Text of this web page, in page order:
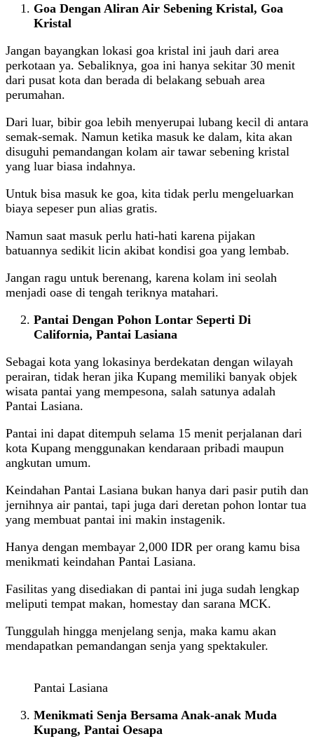
Goa Dengan Aliran Air Sebening Kristal, Goa
Kristal
Jangan bayangkan lokasi goa kristal ini jauh dari area
perkotaan ya. Sebaliknya, goa ini hanya sekitar 30 menit
dari pusat kota dan berada di belakang sebuah area
perumahan.
Dari luar, bibir goa lebih menyerupai lubang kecil di antara
semak-semak. Namun ketika masuk ke dalam, kita akan
disuguhi pemandangan kolam air tawar sebening kristal
yang luar biasa indahnya.
Untuk bisa masuk ke goa, kita tidak perlu mengeluarkan
biaya sepeser pun alias gratis.
Namun saat masuk perlu hati-hati karena pijakan
batuannya sedikit licin akibat kondisi goa yang lembab.
Jangan ragu untuk berenang, karena kolam ini seolah
menjadi oase di tengah teriknya matahari.
Pantai Dengan Pohon Lontar Seperti Di
California, Pantai Lasiana
Sebagai kota yang lokasinya berdekatan dengan wilayah
perairan, tidak heran jika Kupang memiliki banyak objek
wisata pantai yang mempesona, salah satunya adalah
Pantai Lasiana.
Pantai ini dapat ditempuh selama 15 menit perjalanan dari
kota Kupang menggunakan kendaraan pribadi maupun
angkutan umum.
Keindahan Pantai Lasiana bukan hanya dari pasir putih dan
jernihnya air pantai, tapi juga dari deretan pohon lontar tua
yang membuat pantai ini makin instagenik.
Hanya dengan membayar 2,000 IDR per orang kamu bisa
menikmati keindahan Pantai Lasiana.
Fasilitas yang disediakan di pantai ini juga sudah lengkap
meliputi tempat makan, homestay dan sarana MCK.
Tunggulah hingga menjelang senja, maka kamu akan
mendapatkan pemandangan senja yang spektakuler.
Pantai Lasiana
Menikmati Senja Bersama Anak-anak Muda
Kupang, Pantai Oesapa